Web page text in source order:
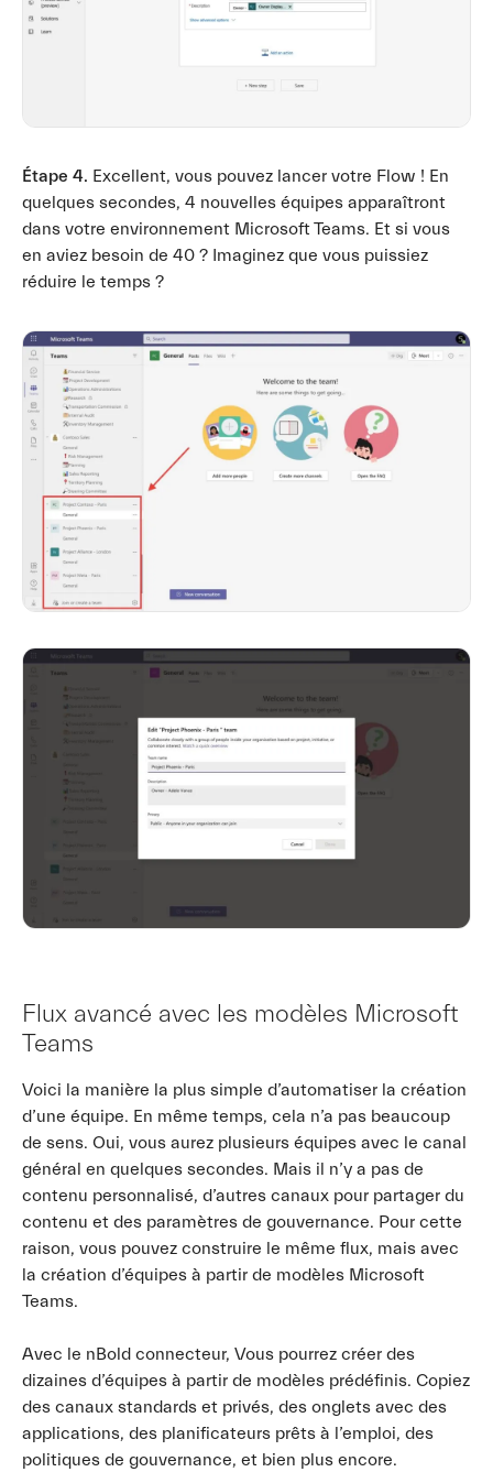
Étape 4. Excellent, vous pouvez lancer votre Flow ! En
quelques secondes, 4 nouvelles équipes apparaîtront
dans votre environnement Microsoft Teams. Et si vous
en aviez besoin de 40 ? Imaginez que vous puissiez
réduire le temps ?
Flux avancé avec les modèles Microsoft
Teams
Voici la manière la plus simple d’automatiser la création
d’une équipe. En même temps, cela n’a pas beaucoup
de sens. Oui, vous aurez plusieurs équipes avec le canal
général en quelques secondes. Mais il n’y a pas de
contenu personnalisé, d’autres canaux pour partager du
contenu et des paramètres de gouvernance. Pour cette
raison, vous pouvez construire le même flux, mais avec
la création d’équipes à partir de modèles Microsoft
Teams.
Avec le nBold connecteur, Vous pourrez créer des
dizaines d’équipes à partir de modèles prédéfinis. Copiez
des canaux standards et privés, des onglets avec des
applications, des planificateurs prêts à l’emploi, des
politiques de gouvernance, et bien plus encore.